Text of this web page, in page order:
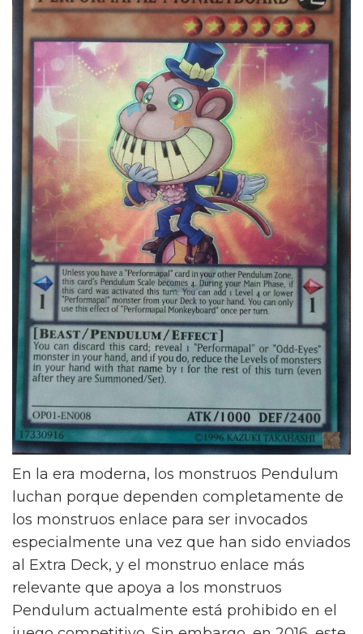
En la era moderna, los monstruos Pendulum
luchan porque dependen completamente de
los monstruos enlace para ser invocados
especialmente una vez que han sido enviados
al Extra Deck, y el monstruo enlace más
relevante que apoya a los monstruos
Pendulum actualmente está prohibido en el